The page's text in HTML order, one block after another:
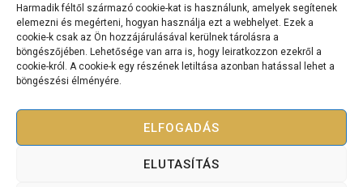
Harmadik féltől származó cookie-kat is használunk, amelyek segítenek
elemezni és megérteni, hogyan használja ezt a webhelyet. Ezek a
cookie-k csak az Ön hozzájárulásával kerülnek tárolásra a
böngészőjében. Lehetősége van arra is, hogy leiratkozzon ezekről a
cookie-król. A cookie-k egy részének letiltása azonban hatással lehet a
böngészési élményére.
ELFOGADÁS
ELUTASÍTÁS
Copyright © 2025 Bevétel Teremtés Akadémia – Minden jog
Adatkezelési tájékoztató Szolgáltatási szerződés